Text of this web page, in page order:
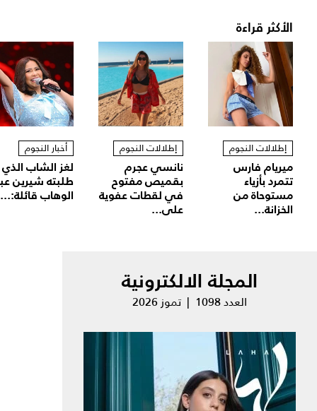
الأكثر قراءة
إطلالات النجوم
ميريام فارس
تتمرد بأزياء
مستوحاة من
الخزانة...
إطلالات النجوم
نانسي عجرم
بقميص مفتوح
في لقطات عفوية
على...
أخبار النجوم
لغز الشاب الذي
طلبته شيرين
الوهاب قائلة:...
المجلة الالكترونية
العدد 1098 | تموز 2026